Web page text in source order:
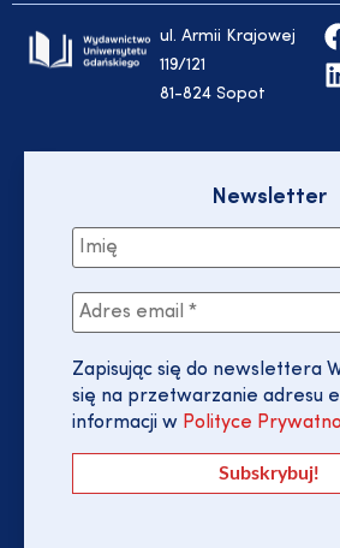
ul. Armii Krajowej
119/121
81-824 Sopot
Newsletter
Zapisując się do newslettera
się na przetwarzanie adresu
informacji w Polityce